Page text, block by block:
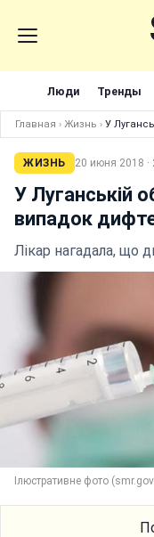
Люди Тренды
Главная › Жизнь › У
ЖИЗНЬ 20 июня 2018 ·
У Луганській
випадок
Лікар нагадала, що
Ілюстративне фото